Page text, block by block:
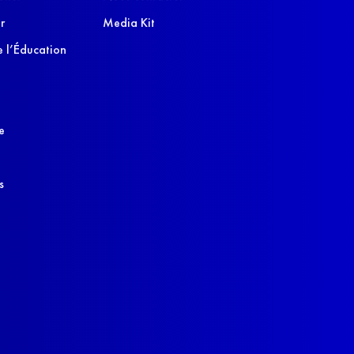
Personnalisez vos préférences pour
l’Éducation
Media Kit